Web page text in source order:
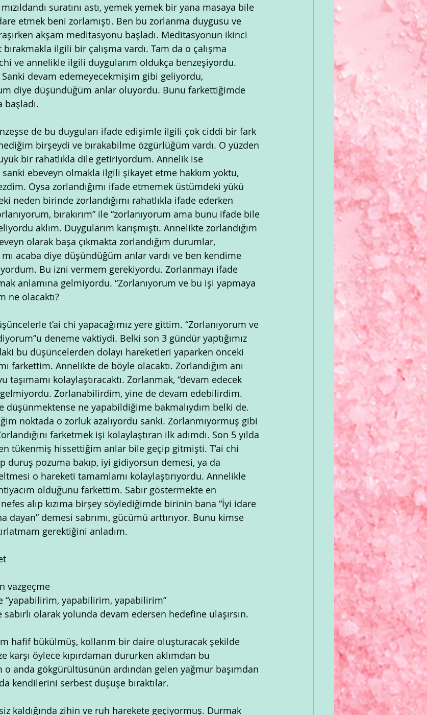
suratını astı, yemek yemek bir yana masaya bile
etmek beni zorlamıştı. Ben bu zorlanma duygusu ve
akşam meditasyonu başladı. Meditasyonun ikinci
bırakmakla ilgili bir çalışma vardı. Tam da o çalışma
ve annelikle ilgili duygularım oldukça benzeşiyordu.
devam edemeyecekmişim gibi geliyordu,
diye düşündüğüm anlar oluyordu. Bunu farkettiğimde
de bu duyguları ifade edişimle ilgili çok ciddi bir fark
birşeydi ve bırakabilme özgürlüğüm vardı. O yüzden
bir rahatlıkla dile getiriyordum. Annelik ise
sanki ebeveyn olmakla ilgili şikayet etme hakkım yoktu,
Oysa zorlandığımı ifade etmemek üstümdeki yükü
neden birinde zorlandığımı rahatlıkla ifade ederken
bırakırım” ile “zorlanıyorum ama bunu ifade bile
aklım. Duygularım karışmıştı. Annelikte zorlandığım
olarak başa çıkmakta zorlandığım durumlar,
acaba diye düşündüğüm anlar vardı ve ben kendime
Bu izni vermem gerekiyordu. Zorlanmayı ifade
anlamına gelmiyordu. “Zorlanıyorum ve bu işi yapmaya
ne olacaktı?
t’ai chi yapacağımız yere gittim. “Zorlanıyorum ve
deneme vaktiydi. Belki son 3 gündür yaptığımız
bu düşüncelerden dolayı hareketleri yaparken önceki
farkettim. Annelikte de böyle olacaktı. Zorlandığım anı
taşımamı kolaylaştıracaktı. Zorlanmak, “devam edecek
gelmiyordu. Zorlanabilirdim, yine de devam edebilirdim.
düşünmektense ne yapabildiğime bakmalıydım belki de.
noktada o zorluk azalıyordu sanki. Zorlanmıyormuş gibi
farketmek işi kolaylaştıran ilk adımdı. Son 5 yılda
tükenmiş hissettiğim anlar bile geçip gitmişti. T’ai chi
duruş pozuma bakıp, iyi gidiyorsun demesi, ya da
o hareketi tamamlamı kolaylaştırıyordu. Annelikle
olduğunu farkettim. Sabır göstermekte en
alıp kızıma birşey söylediğimde birinin bana “İyi idare
dayan” demesi sabrımı, gücümü arttırıyor. Bunu kimse
gerektiğini anladım.
vazgeçme
“yapabilirim, yapabilirim, yapabilirim”
olarak yolunda devam edersen hedefine ulaşırsın.
hafif bükülmüş, kollarım bir daire oluşturacak şekilde
karşı öylece kıpırdaman dururken aklımdan bu
o anda gökgürültüsünün ardından gelen yağmur başımdan
kendilerini serbest düşüşe bıraktılar.
kaldığında zihin ve ruh harekete geçiyormuş. Durmak